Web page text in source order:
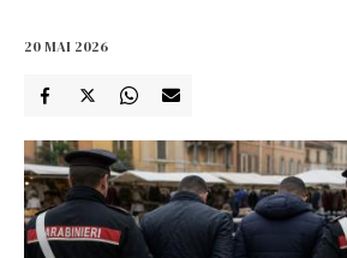
20 MAI 2026